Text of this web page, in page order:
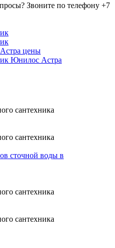
Звоните по телефону +7
цены
Юнилос Астра
сантехника
сантехника
сточной воды в
сантехника
сантехника